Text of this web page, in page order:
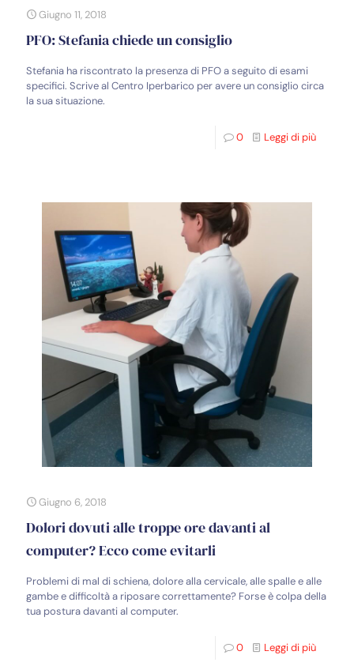
Giugno 11, 2018
PFO: Stefania chiede un consiglio
Stefania ha riscontrato la presenza di PFO a seguito di esami
specifici. Scrive al Centro Iperbarico per avere un consiglio circa
la sua situazione.
0 Leggi di più
Giugno 6, 2018
Dolori dovuti alle troppe ore davanti al
computer? Ecco come evitarli
Problemi di mal di schiena, dolore alla cervicale, alle spalle e alle
gambe e difficoltà a riposare correttamente? Forse è colpa della
tua postura davanti al computer.
0 Leggi di più